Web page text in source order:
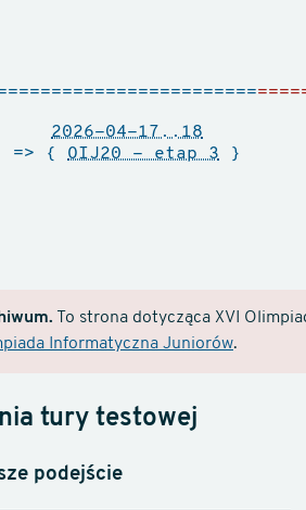
2026-04-17..18
=> { OIJ20 - etap 3 }
To strona dotycząca XVI
Informatyczna Juniorów.
tury testowej
podejście